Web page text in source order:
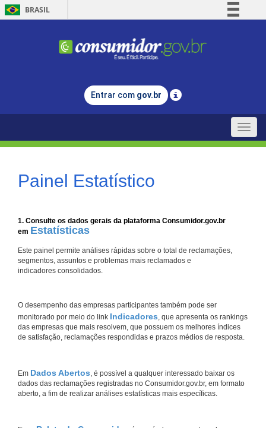
BRASIL
Comunica BR
Legislação
Entrar com gov.br
Toggle
Painel Estatístico
1. Consulte os dados gerais da plataforma Consumidor.gov.br
em Estatísticas
Este painel permite análises rápidas sobre o total de reclamações,
segmentos, assuntos e problemas mais reclamados e
indicadores consolidados.
O desempenho das empresas participantes também pode ser
monitorado por meio do link Indicadores, que apresenta os rankings
das empresas que mais resolvem, que possuem os melhores índices
de satisfação, reclamações respondidas e prazos médios de resposta.
Em Dados Abertos, é possível a qualquer interessado baixar os
dados das reclamações registradas no Consumidor.gov.br, em formato
aberto, a fim de realizar análises estatísticas mais específicas.